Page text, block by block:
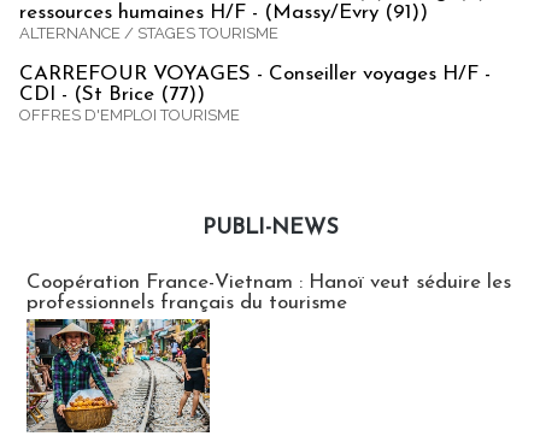
ressources humaines H/F - (Massy/Evry (91))
ALTERNANCE / STAGES TOURISME
CARREFOUR VOYAGES - Conseiller voyages H/F -
CDI - (St Brice (77))
OFFRES D'EMPLOI TOURISME
PUBLI-NEWS
Coopération France-Vietnam : Hanoï veut séduire les
professionnels français du tourisme